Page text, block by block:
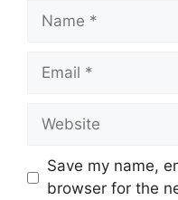
Name
Email
Website
Save my name,
browser for the